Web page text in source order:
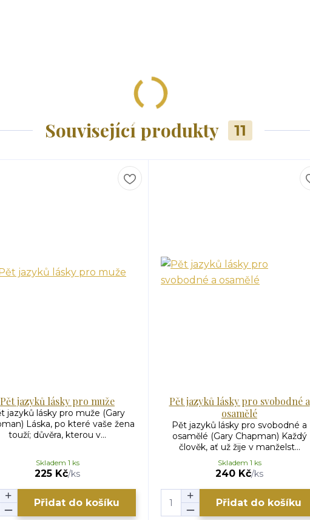
Související produkty 11
Pět jazyků lásky pro muže
jazyků lásky pro muže (Gary
Láska, po které vaše žena
touží; důvěra, kterou v...
225 Kč/ks
Skladem 1 ks
Přidat do košíku
Pět jazyků lásky pro svobodné a
osamělé
Pět jazyků lásky pro svobodné a
osamělé (Gary Chapman) Každý
člověk, ať už žije v manželst...
240 Kč/ks
Skladem 1 ks
Přidat do košíku